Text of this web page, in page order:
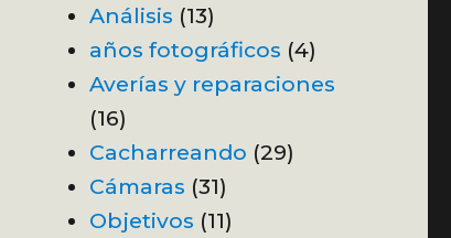
Análisis (13)
años fotográficos (4)
Averías y reparaciones
(16)
Cacharreando (29)
Cámaras (31)
Objetivos (11)